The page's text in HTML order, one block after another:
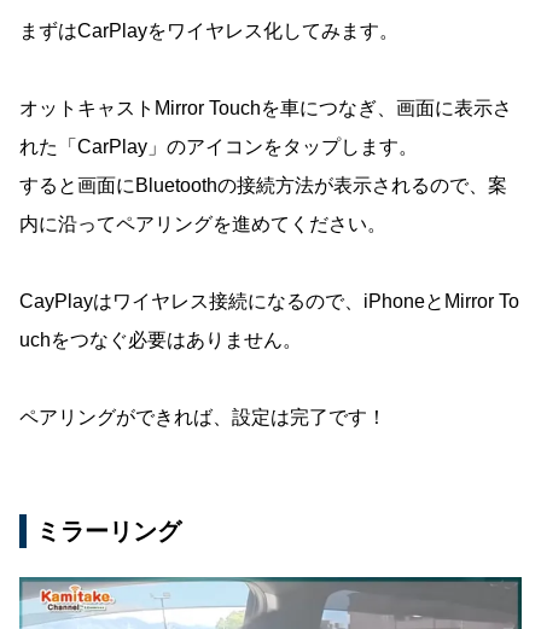
まずはCarPlayをワイヤレス化してみます。
オットキャストMirror Touchを車につなぎ、画面に表示さ
れた「CarPlay」のアイコンをタップします。
すると画面にBluetoothの接続方法が表示されるので、案
内に沿ってペアリングを進めてください。
CayPlayはワイヤレス接続になるので、iPhoneとMirror To
uchをつなぐ必要はありません。
ペアリングができれば、設定は完了です！
ミラーリング